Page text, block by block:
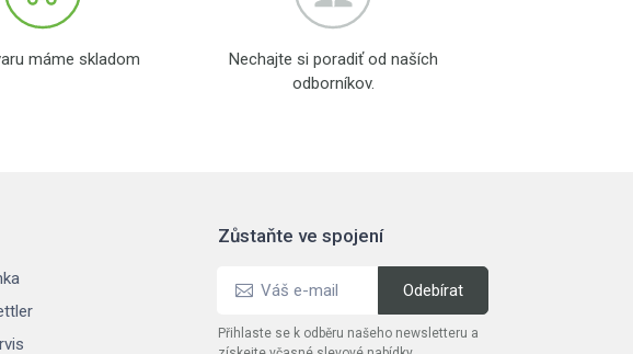
máme skladom
Nechajte si poradiť od naších
odborníkov.
Zůstaňte ve spojení
Přihlaste se k odběru našeho newsletteru a